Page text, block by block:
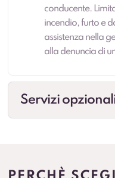
conducente.
incendio, furto e
assistenza nella
alla denuncia di
Servizi